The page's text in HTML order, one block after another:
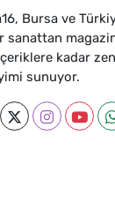
Bursa ve
sanattan
kadar
sunuyor.